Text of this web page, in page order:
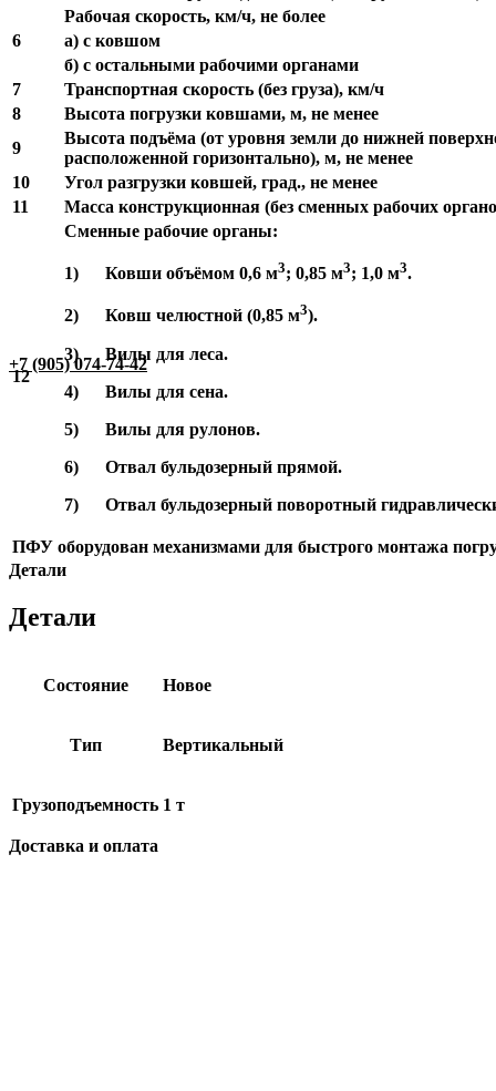
+7 (905) 074-74-42
6
Рабочая скорость, км/ч, не более
а) с ковшом
б) с остальными рабочими органами
7
Транспортная скорость (без груза), км/ч
8
Высота погрузки ковшами, м, не менее
9
Высота подъёма (от уровня земли до нижней
расположенной горизонтально), м, не менее
10
Угол разгрузки ковшей, град., не менее
11
Масса конструкционная (без сменных рабочих
12
Сменные рабочие органы:
1) Ковши объёмом 0,6 м3; 0,85 м3; 1,0 м3.
2) Ковш челюстной (0,85 м3).
3) Вилы для леса.
4) Вилы для сена.
5) Вилы для рулонов.
6) Отвал бульдозерный прямой.
7) Отвал бульдозерный поворотный
ПФУ оборудован механизмами для быстрого монтажа
Детали
Детали
Состояние Новое
Тип Вертикальный
Грузоподъемность 1 т
Доставка и оплата